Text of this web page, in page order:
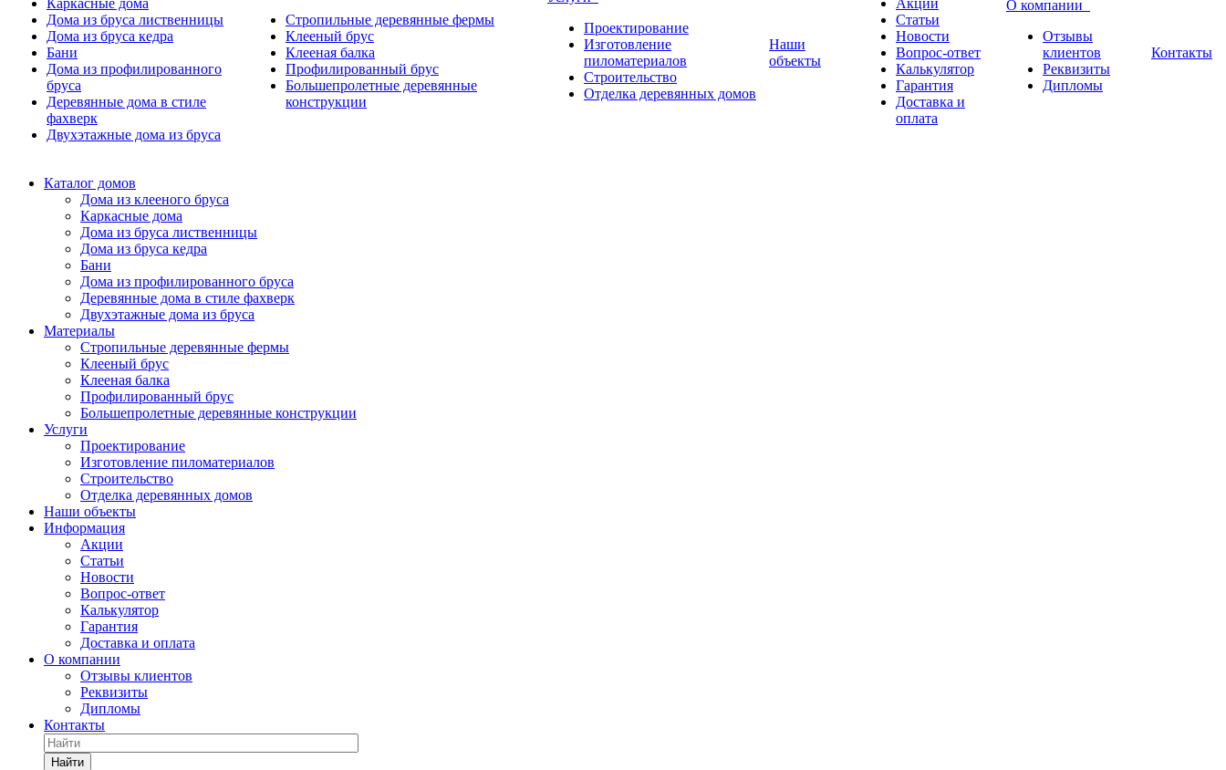
Каркасные дома
Дома из бруса лиственницы
Дома из бруса кедра
Бани
Дома из профилированного
бруса
Деревянные дома в стиле
фахверк
Двухэтажные дома из бруса
Стропильные деревянные фермы
Клееный брус
Клееная балка
Профилированный брус
Большепролетные деревянные
конструкции
Проектирование
Изготовление
пиломатериалов
Строительство
Отделка деревянных домов
Наши
объекты
Акции
Статьи
Новости
Вопрос-ответ
Калькулятор
Гарантия
Доставка и
оплата
О компании
Отзывы
клиентов
Реквизиты
Дипломы
Контакты
Каталог домов
Дома из клееного бруса
Каркасные дома
Дома из бруса лиственницы
Дома из бруса кедра
Бани
Дома из профилированного бруса
Деревянные дома в стиле фахверк
Двухэтажные дома из бруса
Материалы
Стропильные деревянные фермы
Клееный брус
Клееная балка
Профилированный брус
Большепролетные деревянные конструкции
Услуги
Проектирование
Изготовление пиломатериалов
Строительство
Отделка деревянных домов
Наши объекты
Информация
Акции
Статьи
Новости
Вопрос-ответ
Калькулятор
Гарантия
Доставка и оплата
О компании
Отзывы клиентов
Реквизиты
Дипломы
Контакты
Найти